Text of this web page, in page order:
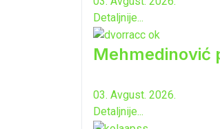
Detaljnije...
Mehmedinović
03. Avgust. 2026.
Detaljnije...